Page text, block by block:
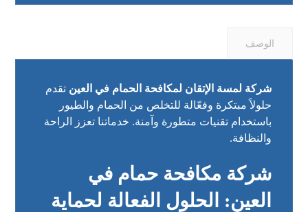
الوصف
شركة لمسة الإتقان لمكافحة الحمام في العين تقدم
حلولاً مبتكرة وفعّالة للتخلص من الحمام والطيور
باستخدام تقنيات متطورة وآمنة. خدماتنا تعزز الراحة
والنظافة.
شركة مكافحة حمام في
العين: الحلول الفعالة لحماية